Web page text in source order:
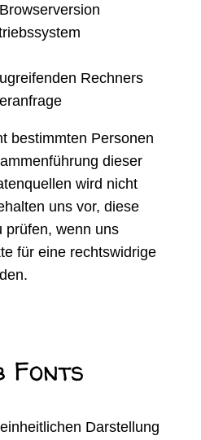
Rechners
bestimmten Personen
dieser
wird nicht
uns vor, diese
prüfen, wenn uns
für eine rechtswidrige
Fonts
Darstellung